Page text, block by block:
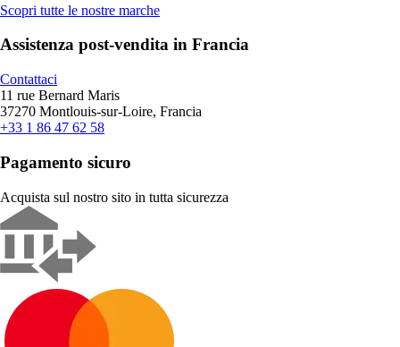
Scopri tutte le nostre marche
Assistenza post-vendita in Francia
Contattaci
11 rue Bernard Maris
37270 Montlouis-sur-Loire, Francia
+33 1 86 47 62 58
Pagamento sicuro
Acquista sul nostro sito in tutta sicurezza